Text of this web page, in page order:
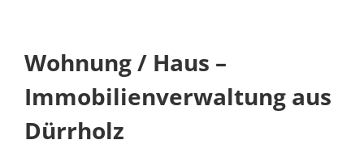
Wohnung / Haus –
Immobilienverwaltung aus
Dürrholz